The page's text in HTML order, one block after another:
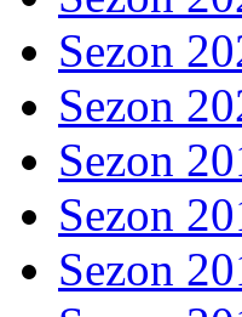
Sezon
Sezon
Sezon
Sezon
Sezon